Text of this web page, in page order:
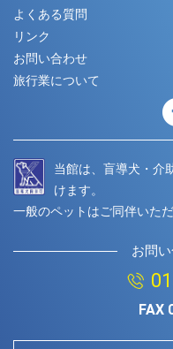
よくある質問
リンク
お問い合わせ
旅行業について
当館は、盲導犬・介
けます。
一般のペットはご同伴いただ
お問
FAX